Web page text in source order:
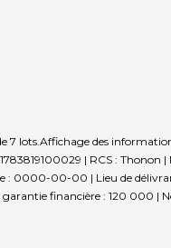
lots.Affichage des
| RCS :
0000-00-00 | Lieu de
financière : 120 000 |